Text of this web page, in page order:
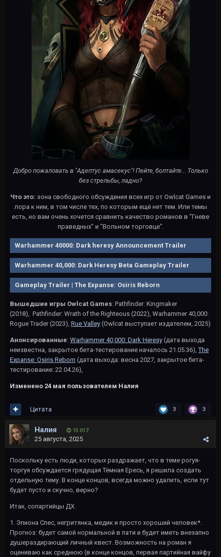
Добро пожаловать в "Адептус амасекус"! Пейте, болтайте... Только
без стрельбы, ладно?
Что это: зона свободного обсуждения всех игр от Owlcat Games и
лора к ним, в том числе тех, по которым ещё нет тем. Или темы
есть, но вам очень хочется сравнить качество романов в "Гневе
праведных" и "Вольном торговце".
Warhammer 40000: Dark heresy Announcement Trailer
Warhammer 40,000: Dark Heresy Beta Gameplay Trailer
Gameplay Trailer | The Expanse: Osiris Reborn
Вышедшие игры Owlcat Games: Pathfinder: Kingmaker
(2018), Pathfinder: Wrath of the Righteous (2022), Warhammer 40,000:
Rogue Trader (2023), Rue Valley (Owlcat выступает издателем, 2025)
Анонсированные: Warhammer 40,000: Dark Heresy (дата выхода
неизвестна, закрытое бета-тестирование началось 21.05.36),The
Expanse: Osiris Reborn (дата выхода: весна 2027, закрытое бета-
тестирование: 22.04.26),
Изменено 24 мая пользователем Налия
3 3
Цитата
Налия 15 017
25 августа, 2025
Поскольку есть люди, которых раздражает, что в теме рогуя-
торгуя обсуждается грядущая Тёмная Ересь, я решила создать
отдельную тему. В конце концов, всегда можно удалить, если тут
будет пусто и скучно, верно?
Итак, сопартийцы ДХ.
1. Эпиона Спес, негритянка, медик и просто хороший человек*.
Прогноз: будет самой нормальной в пати и будет иметь внезапно
душераздирающий личный квест. Возможность на роман я
оцениваю как среднюю (в конце концов, первая партийная вайфу